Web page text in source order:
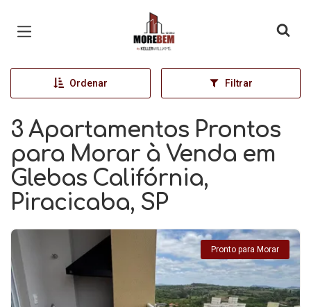
Página inicial
Ordenar Filtrar
3 Apartamentos Prontos
para Morar à Venda em
Glebas Califórnia,
Piracicaba, SP
Pronto para Morar